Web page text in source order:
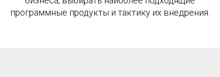
программные продукты и тактику их внедрения.